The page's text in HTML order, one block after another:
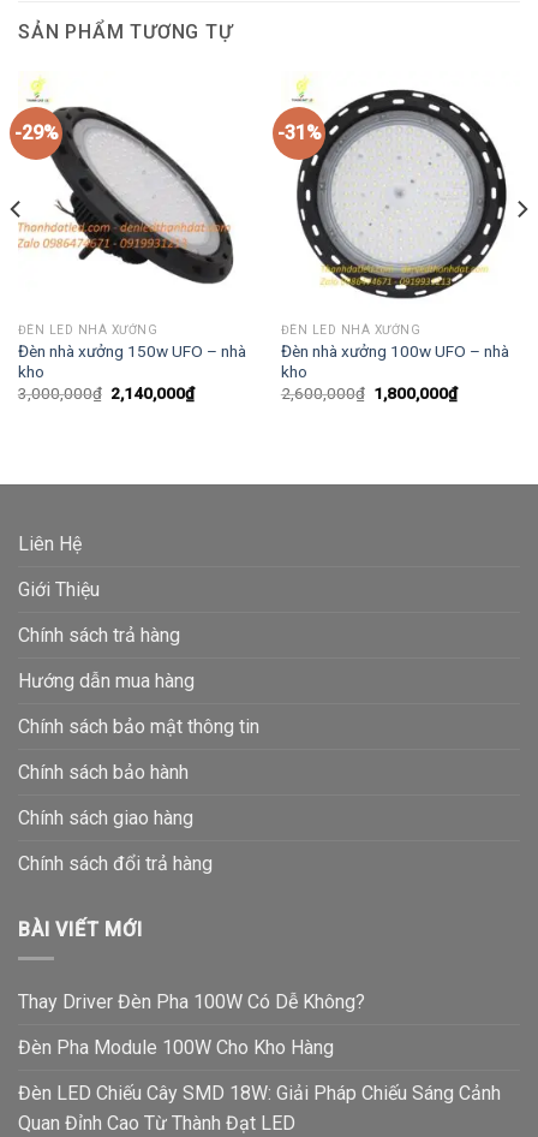
SẢN PHẨM TƯƠNG TỰ
-29%
ĐÈN LED NHÀ XƯỞNG
Đèn nhà xưởng 150w UFO – nhà
kho
3,000,000₫ Giá
gốc
2,140,000₫Giá
hiện
-31%
ĐÈN LED NHÀ XƯỞNG
Đèn nhà xưởng 100w UFO – nhà
kho
2,600,000₫ Giá
gốc
1,800,000₫Giá
hiện
Liên Hệ
Giới Thiệu
Chính sách trả hàng
Hướng dẫn mua hàng
Chính sách bảo mật thông tin
Chính sách bảo hành
Chính sách giao hàng
Chính sách đổi trả hàng
BÀI VIẾT MỚI
Thay Driver Đèn Pha 100W Có Dễ Không?
Đèn Pha Module 100W Cho Kho Hàng
Đèn LED Chiếu Cây SMD 18W: Giải Pháp Chiếu Sáng Cảnh
Quan Đỉnh Cao Từ Thành Đạt LED